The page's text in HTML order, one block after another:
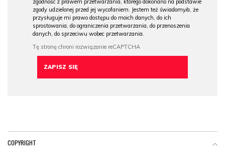
zgodność z prawem przetwarzania, którego dokonano na podstawie
zgody udzielonej przed jej wycofaniem. Jestem też świadomy/a, że
przysługuje mi prawo dostępu do moich danych, do ich
sprostowania, do ograniczenia przetwarzania, do przenoszenia
danych, do sprzeciwu wobec przetwarzania.
COPYRIGHT